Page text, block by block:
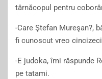
târnăcopul pentru
-Care Ştefan Mureşan?,
fi cunoscut vreo
-E judoka, îmi răspunde
pe tatami.